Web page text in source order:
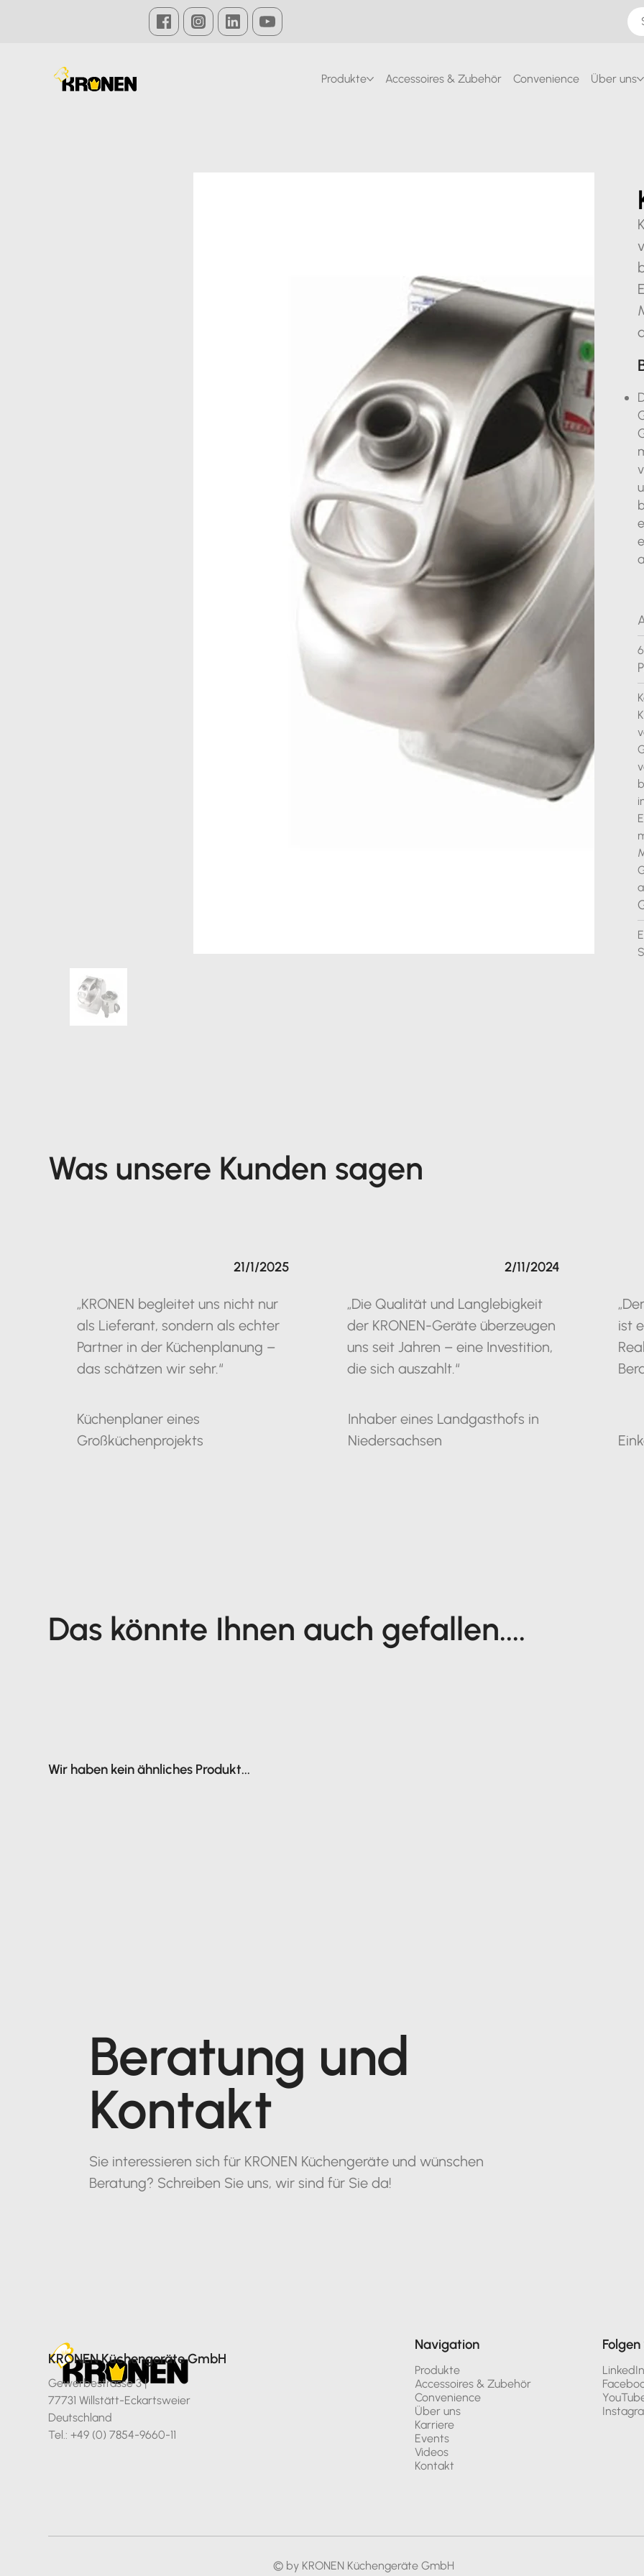
Produkte Accessoires & Zubehör Convenience Über uns
Was unsere Kunden sagen
„KRONEN begleitet uns nicht nur
als Lieferant, sondern als echter
Partner in der Küchenplanung –
das schätzen wir sehr.“
Küchenplaner eines
Großküchenprojekts
21/1/2025
„Die Qualität und Langlebigkeit
der KRONEN-Geräte überzeugen
uns seit Jahren – eine Investition,
die sich auszahlt.“
Inhaber eines Landgasthofs in
Niedersachsen
2/11/2024
ist
Das könnte Ihnen auch gefallen....
Wir haben kein ähnliches Produkt...
Beratung und
Kontakt
Sie interessieren sich für KRONEN Küchengeräte und wünschen
Beratung? Schreiben Sie uns, wir sind für Sie da!
© by KRONEN Küchengeräte GmbH
KRONEN Küchengeräte GmbH
Gewerbestrasse 3 |
77731 Willstätt-Eckartsweier
Deutschland
Tel.: +49 (0) 7854-9660-11
Navigation
Produkte
Accessoires & Zubehör
Convenience
Über uns
Karriere
Events
Videos
Kontakt
LinkedIn